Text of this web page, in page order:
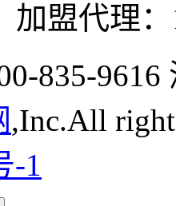
加盟代理
835-
,Inc.All
-1